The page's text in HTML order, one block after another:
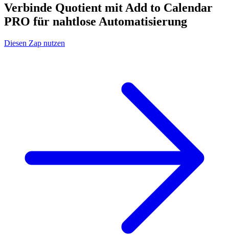
Verbinde Quotient mit Add to Calendar
PRO für nahtlose Automatisierung
Diesen Zap nutzen